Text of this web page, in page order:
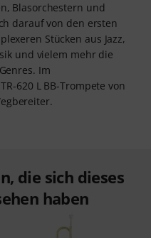
Blasorchestern und
darauf von den ersten
Stücken aus Jazz,
und vielem mehr die
Im
620 L BB-Trompete von
die sich dieses
haben